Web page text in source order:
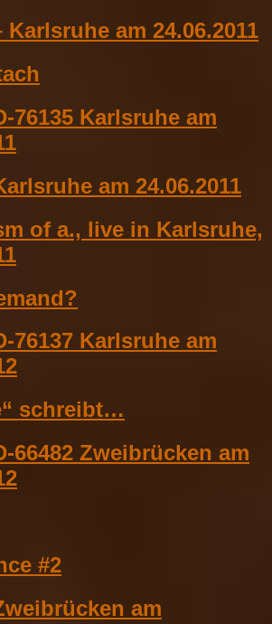
am 24.06.2011
76135 Karlsruhe am
am 24.06.2011
of a., live in Karlsruhe,
76137 Karlsruhe am
schreibt…
66482 Zweibrücken am
#2
am